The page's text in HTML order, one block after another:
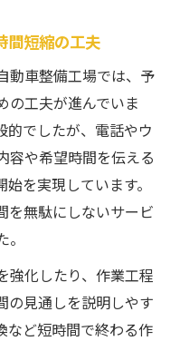
間短縮の工夫
動車整備工場では、予
の工夫が進んでいま
的でしたが、電話やウ
容や希望時間を伝える
を実現しています。
を無駄にしないサービ
強化したり、作業工程
の見通しを説明しやす
など短時間で終わる作